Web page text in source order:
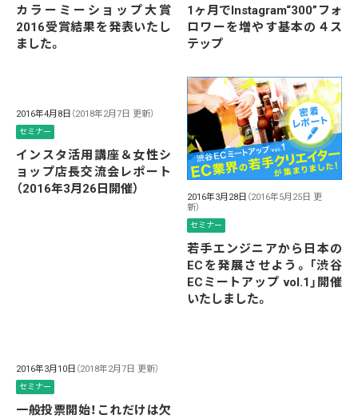
カラーミーショップ大賞
2016受賞結果を発表いたし
ました。
1ヶ月でInstagram“300”フォ
ロワーを増やす基本の４ス
テップ
2016年4月8日 （2018年2月7日 更新）
セミナー
インスタ活用講座＆女性シ
ョップ店長交流会レポート
（2016年3月26日開催）
2016年3月28日 （2016年5月25日 更
新）
セミナー
若手エンジニアから日本の
ECを発展させよう。「渋谷
ECミートアップ vol.1」開催
いたしました。
2016年3月10日 （2018年2月7日 更新）
セミナー
一般投票開始！これだけは欠